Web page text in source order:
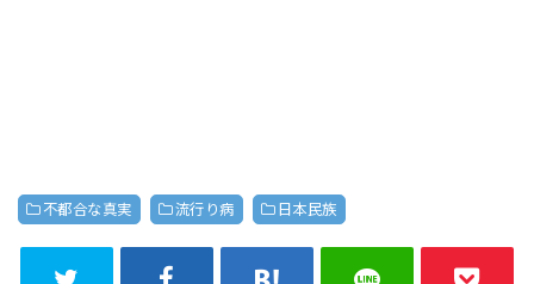
不都合な真実 流行り病 日本民族